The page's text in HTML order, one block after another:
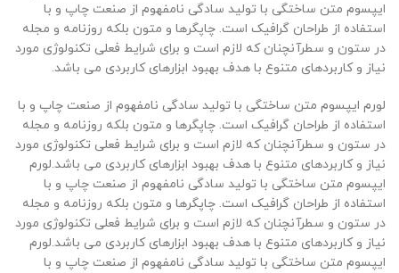
ایپسوم متن ساختگی با تولید سادگی نامفهوم از صنعت چاپ و با
استفاده از طراحان گرافیک است. چاپگرها و متون بلکه روزنامه و مجله
در ستون و سطرآنچنان که لازم است و برای شرایط فعلی تکنولوژی مورد
نیاز و کاربردهای متنوع با هدف بهبود ابزارهای کاربردی می باشد.
لورم ایپسوم متن ساختگی با تولید سادگی نامفهوم از صنعت چاپ و با
استفاده از طراحان گرافیک است. چاپگرها و متون بلکه روزنامه و مجله
در ستون و سطرآنچنان که لازم است و برای شرایط فعلی تکنولوژی مورد
نیاز و کاربردهای متنوع با هدف بهبود ابزارهای کاربردی می باشد.لورم
ایپسوم متن ساختگی با تولید سادگی نامفهوم از صنعت چاپ و با
استفاده از طراحان گرافیک است. چاپگرها و متون بلکه روزنامه و مجله
در ستون و سطرآنچنان که لازم است و برای شرایط فعلی تکنولوژی مورد
نیاز و کاربردهای متنوع با هدف بهبود ابزارهای کاربردی می باشد.لورم
ایپسوم متن ساختگی با تولید سادگی نامفهوم از صنعت چاپ و با